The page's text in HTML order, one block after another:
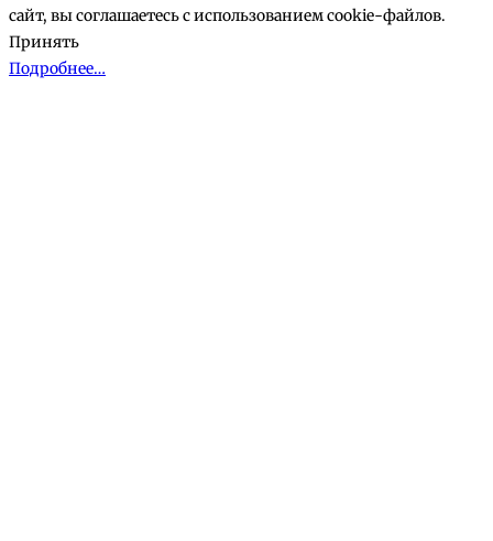
сайт, вы соглашаетесь с использованием cookie-файлов.
Принять
Подробнее…